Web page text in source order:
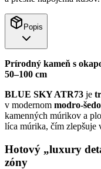
Popis
Prírodný kameň s
50–100 cm
BLUE SKY ATR73 je
v modernom modro-
kamenných múrikov a
líca múrika, čím
Hotový „luxury
zóny